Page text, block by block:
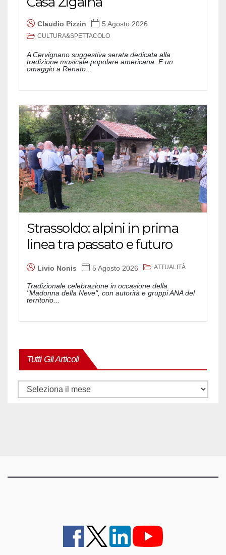
Claudio Pizzin 5 Agosto 2026
CULTURA&SPETTACOLO
A Cervignano suggestiva serata dedicata alla
tradizione musicale popolare americana. E un
omaggio a Renato...
Strassoldo: alpini in prima
linea tra passato e futuro
Livio Nonis 5 Agosto 2026 ATTUALITÀ
Tradizionale celebrazione in occasione della
"Madonna della Neve", con autorità e gruppi ANA del
territorio...
Tutti Gli Articoli
Tutti